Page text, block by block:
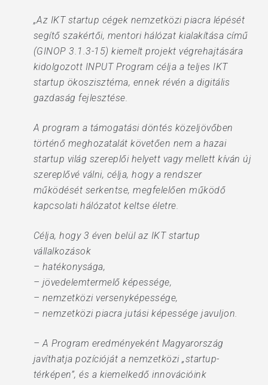
„Az IKT startup cégek nemzetközi piacra lépését
segítő szakértői, mentori hálózat kialakítása című
(GINOP 3.1.3-15) kiemelt projekt végrehajtására
kidolgozott INPUT Program célja a teljes IKT
startup ökoszisztéma, ennek révén a digitális
gazdaság fejlesztése.
A program a támogatási döntés közeljövőben
történő meghozatalát követően nem a hazai
startup világ szereplői helyett vagy mellett kíván új
szereplővé válni, célja, hogy a rendszer
működését serkentse, megfelelően működő
kapcsolati hálózatot keltse életre.
Célja, hogy 3 éven belül az IKT startup
vállalkozások
– hatékonysága,
– jövedelemtermelő képessége,
– nemzetközi versenyképessége,
– nemzetközi piacra jutási képessége javuljon.
– A Program eredményeként Magyarország
javíthatja pozícióját a nemzetközi „startup-
térképen”, és a kiemelkedő innovációink